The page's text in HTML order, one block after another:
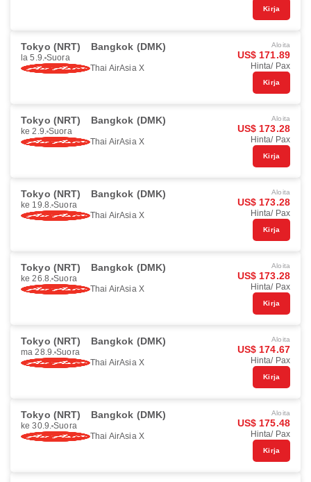
Kirja
Tokyo (NRT) Bangkok (DMK)
la 5.9. Suora
Thai AirAsia X
Aloita
US$ 171.89
Hinta/ Pax
Kirja
Tokyo (NRT) Bangkok (DMK)
ke 2.9. Suora
Thai AirAsia X
Aloita
US$ 173.28
Hinta/ Pax
Kirja
Tokyo (NRT) Bangkok (DMK)
ke 19.8. Suora
Thai AirAsia X
Aloita
US$ 173.28
Hinta/ Pax
Kirja
Tokyo (NRT) Bangkok (DMK)
ke 26.8. Suora
Thai AirAsia X
Aloita
US$ 173.28
Hinta/ Pax
Kirja
Tokyo (NRT) Bangkok (DMK)
ma 28.9. Suora
Thai AirAsia X
Aloita
US$ 174.67
Hinta/ Pax
Kirja
Tokyo (NRT) Bangkok (DMK)
ke 30.9. Suora
Thai AirAsia X
Aloita
US$ 175.48
Hinta/ Pax
Kirja